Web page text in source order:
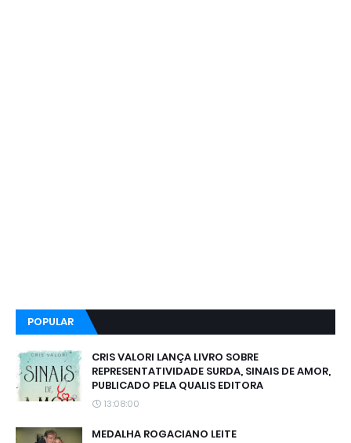
POPULAR
CRIS VALORI LANÇA LIVRO SOBRE
REPRESENTATIVIDADE SURDA, SINAIS DE AMOR,
PUBLICADO PELA QUALIS EDITORA
13:08:00
MEDALHA ROGACIANO LEITE